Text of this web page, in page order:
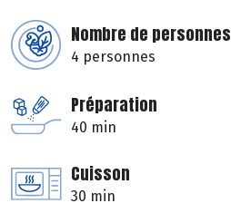
Nombre de personnes
4 personnes
Préparation
40 min
Cuisson
30 min